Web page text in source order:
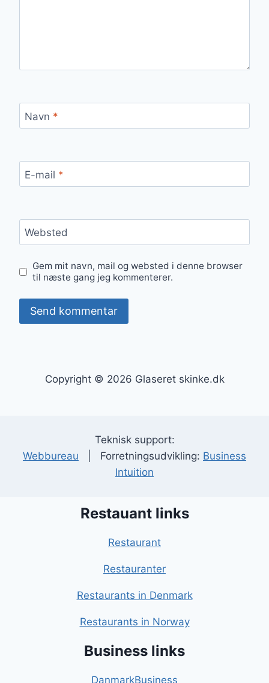
Navn *
E-mail *
Websted
Gem mit navn, mail og websted i denne browser
til næste gang jeg kommenterer.
Copyright © 2026 Glaseret skinke.dk
Teknisk support:
Webbureau | Forretningsudvikling: Business
Intuition
Restauant links
Restaurant
Restauranter
Restaurants in Denmark
Restaurants in Norway
Business links
DanmarkBusiness